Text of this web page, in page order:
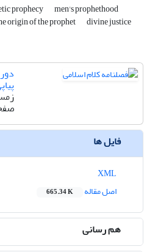
prophecy men's prophethood
origin of the prophet divine justice
فایل ها
اصل مقاله
665.34 K
هم رسانی